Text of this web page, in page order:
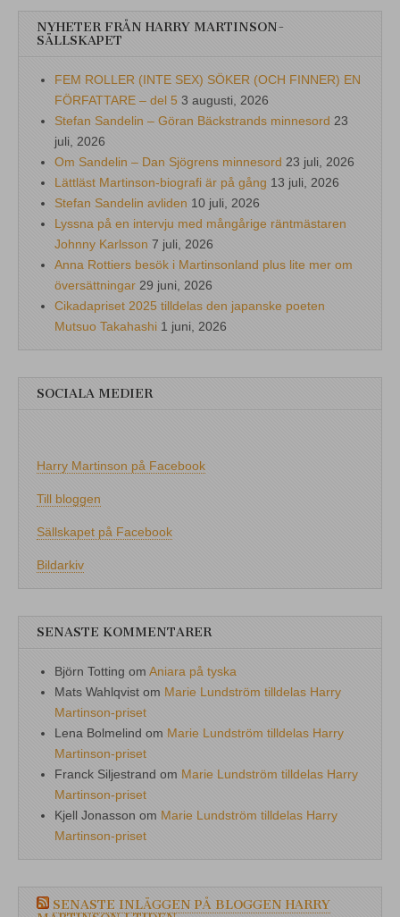
NYHETER FRÅN HARRY MARTINSON-
SÄLLSKAPET
FEM ROLLER (INTE SEX) SÖKER (OCH FINNER) EN
FÖRFATTARE – del 5 3 augusti, 2026
Stefan Sandelin – Göran Bäckstrands minnesord 23
juli, 2026
Om Sandelin – Dan Sjögrens minnesord 23 juli, 2026
Lättläst Martinson-biografi är på gång 13 juli, 2026
Stefan Sandelin avliden 10 juli, 2026
Lyssna på en intervju med mångårige räntmästaren
Johnny Karlsson 7 juli, 2026
Anna Rottiers besök i Martinsonland plus lite mer om
översättningar 29 juni, 2026
Cikadapriset 2025 tilldelas den japanske poeten
Mutsuo Takahashi 1 juni, 2026
SOCIALA MEDIER
Harry Martinson på Facebook
Till bloggen
Sällskapet på Facebook
Bildarkiv
SENASTE KOMMENTARER
Björn Totting om Aniara på tyska
Mats Wahlqvist om Marie Lundström tilldelas Harry
Martinson-priset
Lena Bolmelind om Marie Lundström tilldelas Harry
Martinson-priset
Franck Siljestrand om Marie Lundström tilldelas Harry
Martinson-priset
Kjell Jonasson om Marie Lundström tilldelas Harry
Martinson-priset
SENASTE INLÄGGEN PÅ BLOGGEN HARRY